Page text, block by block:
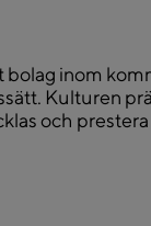
bolag inom
Kulturen
och prestera